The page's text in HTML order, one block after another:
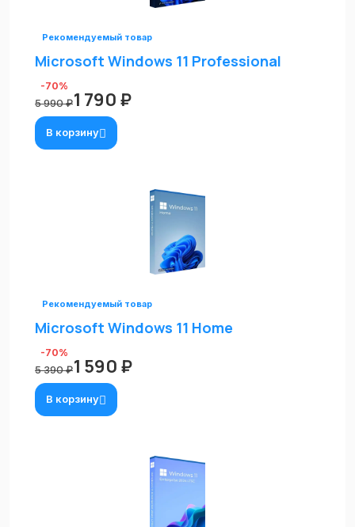
Рекомендуемый товар
Microsoft Windows 11 Professional
-70%
5 990 ₽1 790 ₽
В корзину
Рекомендуемый товар
Microsoft Windows 11 Home
-70%
5 390 ₽1 590 ₽
В корзину